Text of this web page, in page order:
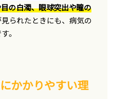
の白濁、眼球突出や瞳の
られたときにも、病気の
。
かかりやすい理